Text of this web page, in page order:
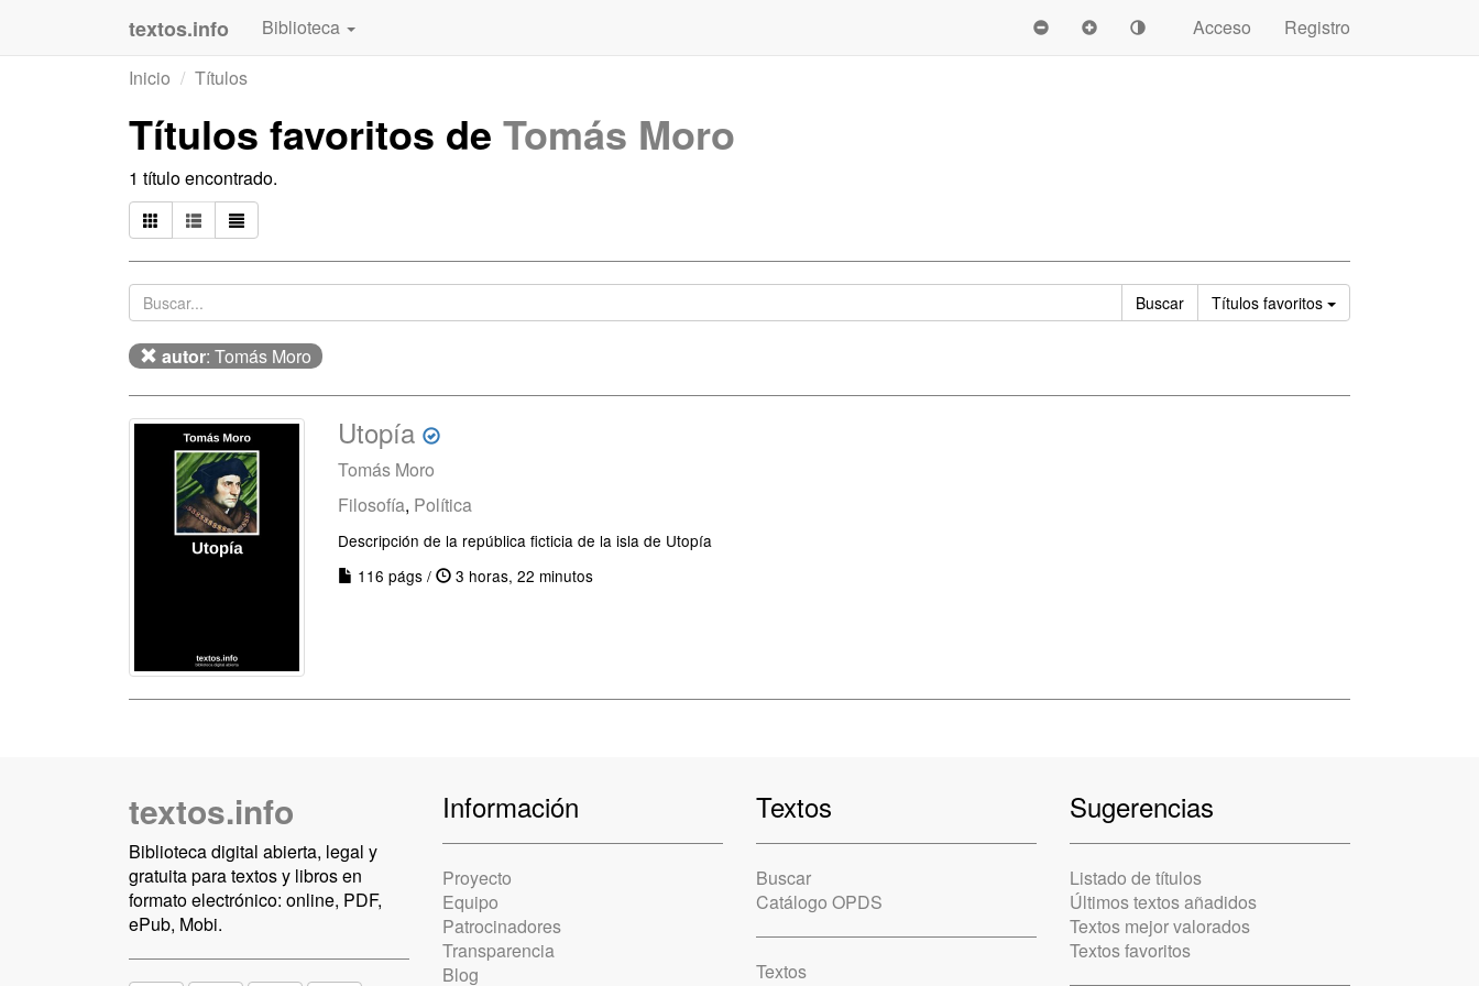
textos.info Biblioteca Acceso
Registro
Inicio
Títulos
Títulos favoritos de Tomás Moro
1 título encontrado.
Buscar Títulos favoritos Ordenar
autor: Tomás Moro
Utopía
Tomás Moro
Filosofía, Política
Descripción de la república ficticia de la isla de Utopía
116 págs /
3 horas, 22 minutos
textos.info
Biblioteca digital abierta, legal y
gratuita para textos y libros en
formato electrónico: online, PDF,
ePub, Mobi.
Información
Proyecto
Equipo
Patrocinadores
Transparencia
Blog
Textos
Buscar
Catálogo OPDS
Textos
Sugerencias
Listado de títulos
Últimos textos añadidos
Textos mejor valorados
Textos favoritos